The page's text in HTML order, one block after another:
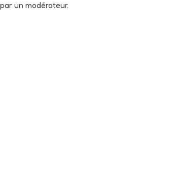
un modérateur.